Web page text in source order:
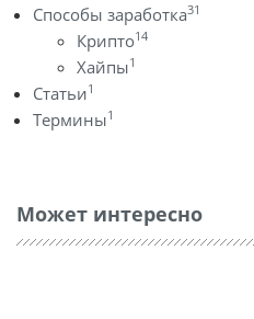
Способы заработка31
Крипто14
Хайпы1
Статьи1
Термины1
Может интересно